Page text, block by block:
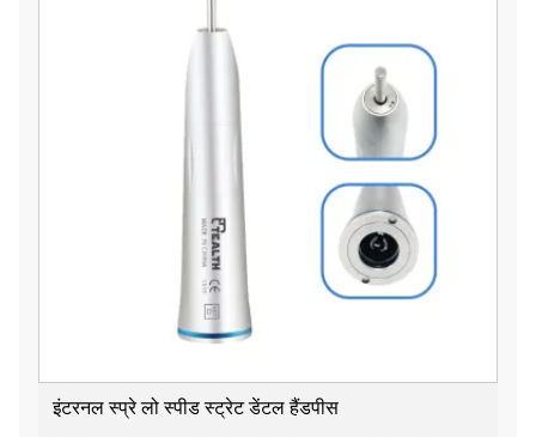
इंटरनल स्प्रे लो स्पीड स्ट्रेट डेंटल हैंडपीस